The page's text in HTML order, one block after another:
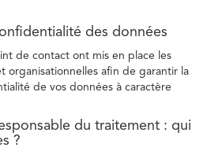
des données
de contact ont mis en place les
organisationnelles afin de garantir la
de vos données à caractère
du traitement : qui
?